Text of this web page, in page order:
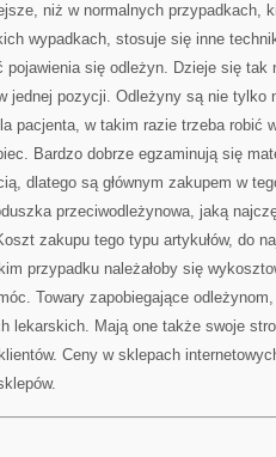
niż w normalnych przypadkach,
wypadkach, stosuje się inne
się odleżyn. Dzieje się tak
jednej pozycji. Odleżyny są nie tylko
pacjenta, w takim razie trzeba robić
Bardzo dobrze egzaminują się
dlatego są głównym zakupem w
przeciwodleżynowa, jaką
zakupu tego typu artykułów, do
przypadku należałoby się
Towary zapobiegające
lekarskich. Mają one także swoje
Ceny w sklepach